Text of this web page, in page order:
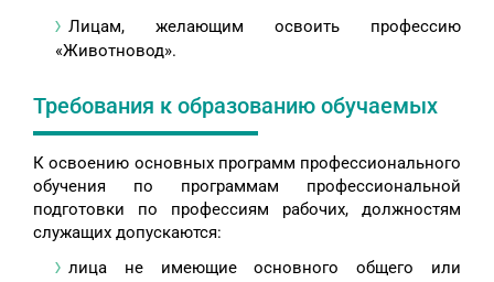
Лицам, желающим освоить профессию
«Животновод».
Требования к образованию обучаемых
К освоению основных программ профессионального
обучения по программам профессиональной
подготовки по профессиям рабочих, должностям
служащих допускаются:
лица не имеющие основного общего или